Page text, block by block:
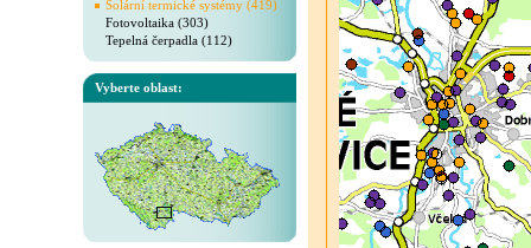
Solární termické systémy (419)
Fotovoltaika (303)
Tepelná čerpadla (112)
Vyberte oblast: